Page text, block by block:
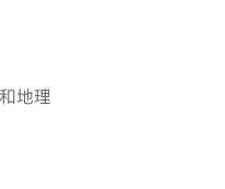
地理